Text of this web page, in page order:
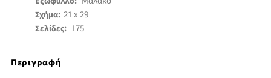
Σχήμα: 21 x 29
Σελίδες: 175
Περιγραφή